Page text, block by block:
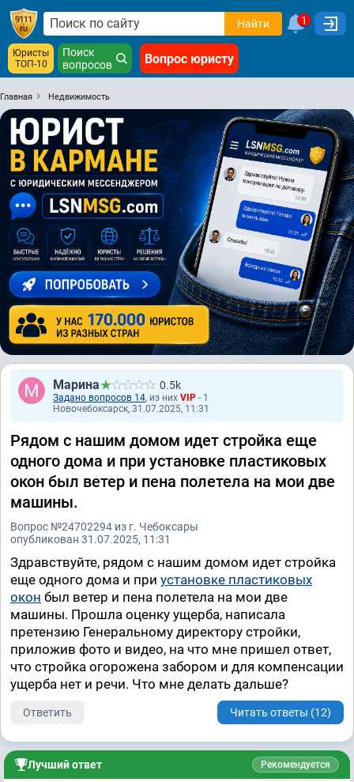
Найти 1
Юристы
ТОП-10
Поиск
вопросов
Вопрос юристу
Главная Недвижимость
Марина 0.5k
Задано вопросов 14, из них VIP - 1
Новочебоксарск, 31.07.2025, 11:31
Рядом с нашим домом идет стройка еще
одного дома и при установке пластиковых
окон был ветер и пена полетела на мои две
машины.
Вопрос №24702294 из г. Чебоксары
опубликован 31.07.2025, 11:31
Здравствуйте, рядом с нашим домом идет стройка
еще одного дома и при установке пластиковых
окон был ветер и пена полетела на мои две
машины. Прошла оценку ущерба, написала
претензию Генеральному директору стройки,
приложив фото и видео, на что мне пришел ответ,
что стройка огорожена забором и для компенсации
ущерба нет и речи. Что мне делать дальше?
Ответить Читать ответы (12)
Лучший ответ Рекомендуется